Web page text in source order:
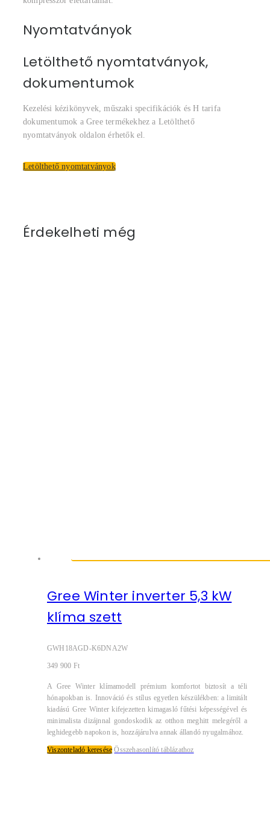
Nyomtatványok
Letölthető nyomtatványok,
dokumentumok
Kezelési kézikönyvek, műszaki specifikációk és H tarifa
dokumentumok a Gree termékekhez a Letölthető
nyomtatványok oldalon érhetők el.
Letölthető nyomtatványok
Érdekelheti még
Gree Winter inverter 5,3 kW
klíma szett
GWH18AGD-K6DNA2W
349 900 Ft
A Gree Winter klímamodell prémium komfortot biztosít a téli
hónapokban is. Innováció és stílus egyetlen készülékben: a limitált
kiadású Gree Winter kifejezetten kimagasló fűtési képességével és
minimalista dizájnnal gondoskodik az otthon meghitt melegéről a
leghidegebb napokon is, hozzájárulva annak állandó nyugalmához.
Viszonteladó keresése Összehasonlító táblázathoz